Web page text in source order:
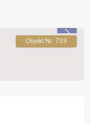
Objekt Nr. 739